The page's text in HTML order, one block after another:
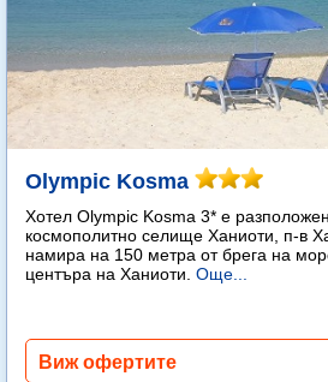
Olympic Kosma
Хотел Olympic Kosma 3* е
космополитно селище Ханиоти, п-в
намира на 150 метра от брега на
центъра на Ханиоти. Още...
Виж офертите